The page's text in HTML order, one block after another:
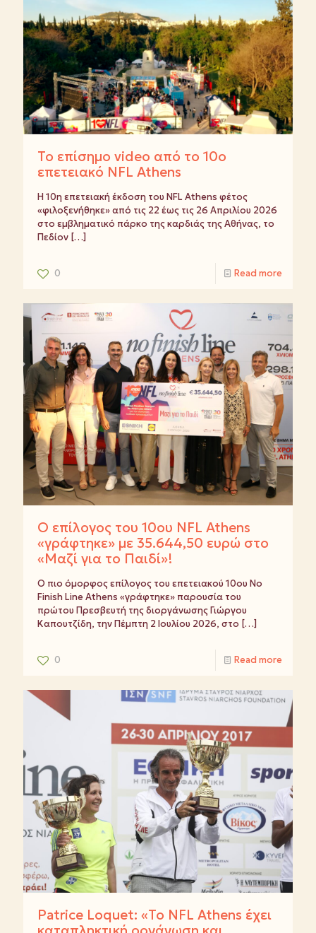
Το επίσημο video από το 10ο
επετειακό NFL Athens
Η 10η επετειακή έκδοση του NFL Athens φέτος
«φιλοξενήθηκε» από τις 22 έως τις 26 Απριλίου 2026
στο εμβληματικό πάρκο της καρδιάς της Αθήνας, το
Πεδίον […]
0 Read more
Ο επίλογος του 10ου NFL Athens
«γράφτηκε» με 35.644,50 ευρώ στο
«Μαζί για το Παιδί»!
Ο πιο όμορφος επίλογος του επετειακού 10ου No
Finish Line Athens «γράφτηκε» παρουσία του
πρώτου Πρεσβευτή της διοργάνωσης Γιώργου
Καπουτζίδη, την Πέμπτη 2 Ιουλίου 2026, στο […]
0 Read more
Patrice Loquet: «Το NFL Athens έχει